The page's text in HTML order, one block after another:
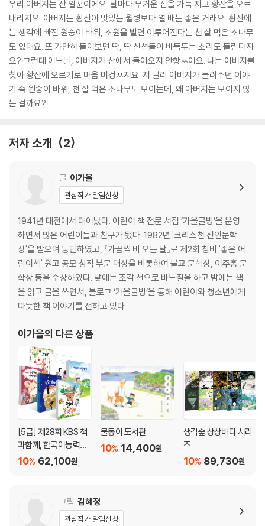
우리 아버지는 산 일꾼이에요. 날마다 무거운 짐을 가득 지고 황산을 오르
내리지요. 아버지는 황산이 맛있는 월병보다 열 배는 좋은 거래요. 황산에
는 생각에 빠진 원숭이 바위, 소원을 빌면 이루어진다는 천 살 먹은 소나무
도 있대요. 또 가만히 들어보면 딱, 딱 신선들이 바둑두는 소리도 들린다지
요? 그런데 어느날, 아버지가 산에서 돌아오지 안항ㅆ어요. 나는 아버지를
찾아 황산에 오르기로 마음 머겅ㅆ지요. 저 멀리 아버지가 들려주던 이야
기 속 원숭이 바위, 천 살 먹은 소나무도 보이는데, 왜 아버지는 보이지 않
는 걸까요?
저자 소개 2
글 이가을
관심작가 알림신청
1941년 대전에서 태어났다. 어린이 책 전문 서점 ‘가을글방’을 운영
하면서 많은 어린이들과 친구가 됐다. 1982년 '크리스천 신인문학
상'을 받으며 등단하였고, 『가끔씩 비 오는 날』로 제2회 창비 '좋은 어
린이책' 원고 공모 창작 부문 대상을 비롯하여 불교 문학상, 이주홍 문
학상 등을 수상하였다. 낮에는 조각 천으로 바느질을 하고 밤에는 책
을 읽고 글을 쓰면서, 블로그 ‘가을글방’을 통해 어린이와 청소년에게
따뜻한 책 이야기를 전하고 있다.
이가을의 다른 상품
[5급] 제28회 KBS 책
과함께, 한국어능력시
험 선정도서62,100원
10%
물동이 도서관
14,400원
10%
생각숲 상상바다 시리
즈
89,730원
10%
그림 김혜정
관심작가 알림신청